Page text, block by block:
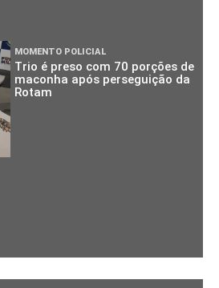
MOMENTO POLICIAL
Trio é preso com 70 porções de
maconha após perseguição da
Rotam